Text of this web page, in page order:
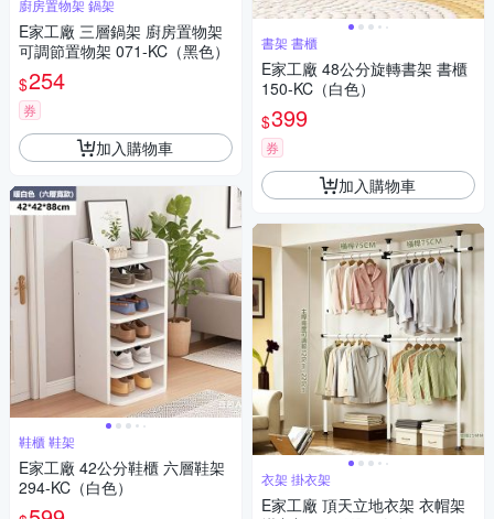
廚房置物架 鍋架
E家工廠 三層鍋架 廚房置物架
可調節置物架 071-KC（黑色）
$254
券
加入購物車
鞋櫃 鞋架
E家工廠 42公分鞋櫃 六層鞋架
294-KC（白色）
書架 書櫃
E家工廠 48公分旋轉書架 書櫃
150-KC（白色）
$399
券
加入購物車
衣架 掛衣架
E家工廠 頂天立地衣架 衣帽架